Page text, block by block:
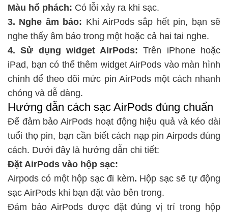
Màu hổ phách: Có lỗi xảy ra khi sạc.
3. Nghe âm báo: Khi AirPods sắp hết pin, bạn sẽ
nghe thấy âm báo trong một hoặc cả hai tai nghe.
4. Sử dụng widget AirPods:Trên iPhone hoặc
iPad, bạn có thể thêm widget AirPods vào màn hình
chính để theo dõi mức pin AirPods một cách nhanh
chóng và dễ dàng.
Hướng dẫn cách sạc AirPods đúng chuẩn
Để đảm bảo AirPods hoạt động hiệu quả và kéo dài
tuổi thọ pin, bạn cần biết cách nạp pin Airpods đúng
cách. Dưới đây là hướng dẫn chi tiết:
Đặt AirPods vào hộp sạc:
Airpods có một hộp sạc đi kèm. Hộp sạc sẽ tự động
sạc AirPods khi bạn đặt vào bên trong.
Đảm bảo AirPods được đặt đúng vị trí trong hộp